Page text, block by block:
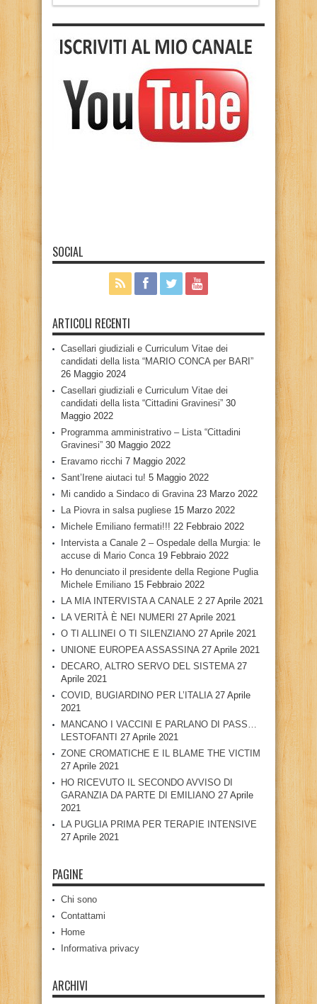
SOCIAL
ARTICOLI RECENTI
Casellari giudiziali e Curriculum Vitae dei
candidati della lista “MARIO CONCA per BARI”
26 Maggio 2024
Casellari giudiziali e Curriculum Vitae dei
candidati della lista “Cittadini Gravinesi” 30
Maggio 2022
Programma amministrativo – Lista “Cittadini
Gravinesi” 30 Maggio 2022
Eravamo ricchi 7 Maggio 2022
Sant’Irene aiutaci tu! 5 Maggio 2022
Mi candido a Sindaco di Gravina 23 Marzo 2022
La Piovra in salsa pugliese 15 Marzo 2022
Michele Emiliano fermati!!! 22 Febbraio 2022
Intervista a Canale 2 – Ospedale della Murgia: le
accuse di Mario Conca 19 Febbraio 2022
Ho denunciato il presidente della Regione Puglia
Michele Emiliano 15 Febbraio 2022
LA MIA INTERVISTA A CANALE 2 27 Aprile 2021
LA VERITÀ È NEI NUMERI 27 Aprile 2021
O TI ALLINEI O TI SILENZIANO 27 Aprile 2021
UNIONE EUROPEA ASSASSINA 27 Aprile 2021
DECARO, ALTRO SERVO DEL SISTEMA 27
Aprile 2021
COVID, BUGIARDINO PER L’ITALIA 27 Aprile
2021
MANCANO I VACCINI E PARLANO DI PASS…
LESTOFANTI 27 Aprile 2021
ZONE CROMATICHE E IL BLAME THE VICTIM
27 Aprile 2021
HO RICEVUTO IL SECONDO AVVISO DI
GARANZIA DA PARTE DI EMILIANO 27 Aprile
2021
LA PUGLIA PRIMA PER TERAPIE INTENSIVE
27 Aprile 2021
PAGINE
Chi sono
Contattami
Home
Informativa privacy
ARCHIVI